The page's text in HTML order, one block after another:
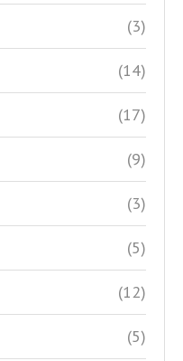
(3)
(14)
(17)
(9)
(3)
(5)
(12)
(5)